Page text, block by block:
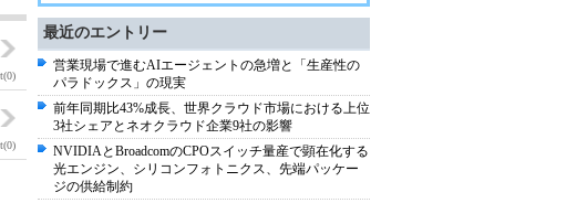
最近のエントリー
営業現場で進むAIエージェントの急増と「生産性の
パラドックス」の現実
前年同期比43%成長、世界クラウド市場における上位
3社シェアとネオクラウド企業9社の影響
NVIDIAとBroadcomのCPOスイッチ量産で顕在化する
光エンジン、シリコンフォトニクス、先端パッケー
ジの供給制約